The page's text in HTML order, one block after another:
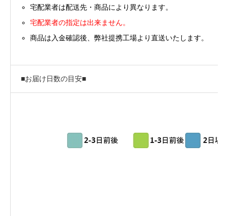
宅配業者は配送先・商品により異なります。
宅配業者の指定は出来ません。
商品は入金確認後、弊社提携工場より直送いたします。
■お届け日数の目安■